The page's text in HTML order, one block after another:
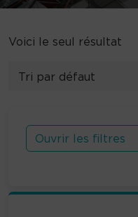
Voici le seul résultat
Ouvrir les filtres